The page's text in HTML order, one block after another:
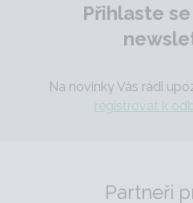
Přihlaste
Na novinky Vás rádi
registrovat k
Partneři